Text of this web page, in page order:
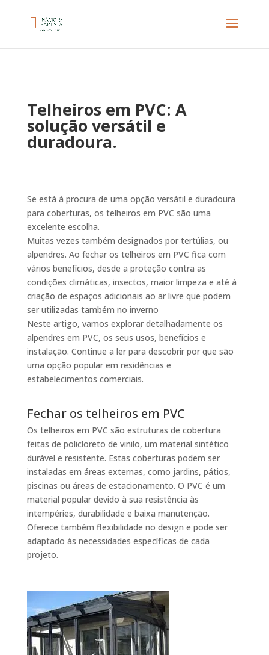
Telheiros em PVC: A
solução versátil e
duradoura.
Se está à procura de uma opção versátil e duradoura
para coberturas, os telheiros em PVC são uma
excelente escolha.
Muitas vezes também designados por tertúlias, ou
alpendres. Ao fechar os telheiros em PVC fica com
vários benefícios, desde a proteção contra as
condições climáticas, insectos, maior limpeza e até à
criação de espaços adicionais ao ar livre que podem
ser utilizadas também no inverno
Neste artigo, vamos explorar detalhadamente os
alpendres em PVC, os seus usos, benefícios e
instalação. Continue a ler para descobrir por que são
uma opção popular em residências e
estabelecimentos comerciais.
Fechar os telheiros em PVC
Os telheiros em PVC são estruturas de cobertura
feitas de policloreto de vinilo, um material sintético
durável e resistente. Estas coberturas podem ser
instaladas em áreas externas, como jardins, pátios,
piscinas ou áreas de estacionamento. O PVC é um
material popular devido à sua resistência às
intempéries, durabilidade e baixa manutenção.
Oferece também flexibilidade no design e pode ser
adaptado às necessidades específicas de cada
projeto.